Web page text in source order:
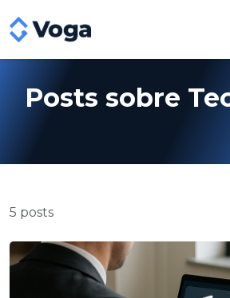
Posts sobre
5 posts